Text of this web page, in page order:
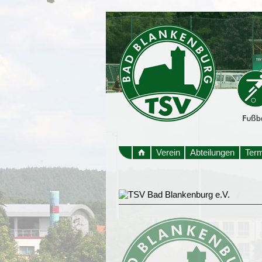
Verein Abteilungen